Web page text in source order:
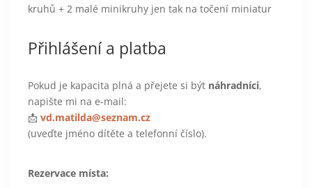
kruhů + 2 malé minikruhy jen tak na točení miniatur
Přihlášení a platba
Pokud je kapacita plná a přejete si být náhradníci,
napište mi na e-mail:
📩 vd.matilda@seznam.cz
(uveďte jméno dítěte a telefonní číslo).
Rezervace místa: